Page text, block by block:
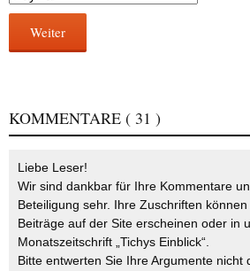
Weiter
KOMMENTARE ( 31 )
Liebe Leser!
Wir sind dankbar für Ihre Kommentare
Beteiligung sehr. Ihre Zuschriften
Beiträge auf der Site erscheinen oder in
Monatszeitschrift „Tichys Einblick“.
Bitte entwerten Sie Ihre Argumente nicht